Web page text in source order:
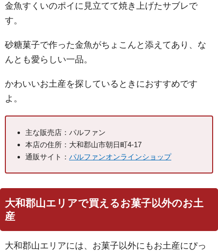
金魚すくいのポイに見立てて焼き上げたサブレで
す。
砂糖菓子で作った金魚がちょこんと添えてあり、な
んとも愛らしい一品。
かわいいお土産を探しているときにおすすめです
よ。
主な販売店：パルファン
本店の住所：大和郡山市朝日町4-17
通販サイト： パルファンオンラインショップ
大和郡山エリアで買えるお菓子以外のお土
産
大和郡山エリアには、お菓子以外にもお土産にぴっ